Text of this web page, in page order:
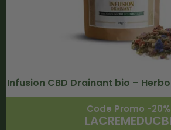
Infusion CBD Drainant bio –
Code Promo -